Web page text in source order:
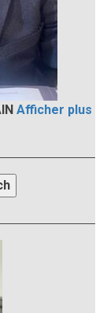
Afficher plus